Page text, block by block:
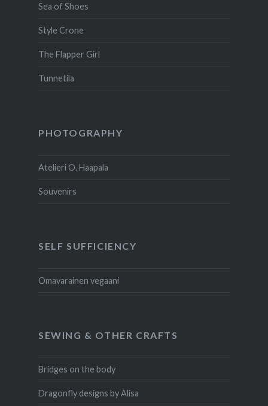
Sea of Shoes
Style Crone
The Flapper Girl
Tunnetila
PHOTOGRAPHY
Atelieri O. Haapala
Souvenirs
SELF SUFFICIENCY
Omavarainen vegaani
SEWING & OTHER CRAFTS
Bridges on the body
Dragonfly designs by Alisa